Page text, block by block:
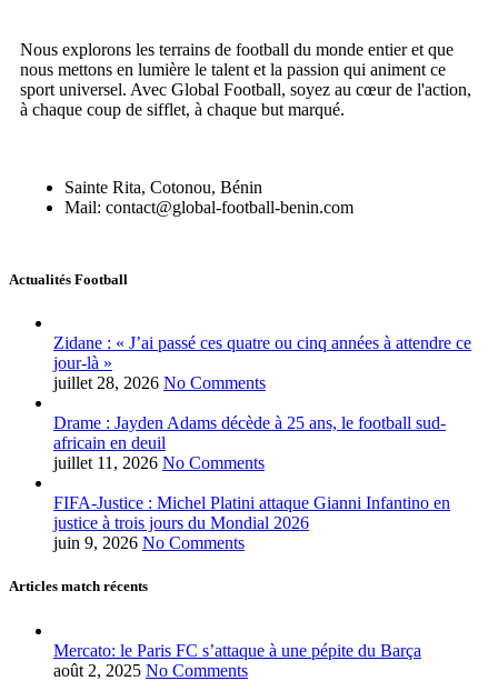
Nous explorons les terrains de football du monde entier et que
nous mettons en lumière le talent et la passion qui animent ce
sport universel. Avec Global Football, soyez au cœur de l'action,
à chaque coup de sifflet, à chaque but marqué.
Sainte Rita, Cotonou, Bénin
Mail: contact@global-football-benin.com
Actualités Football
Zidane : « J’ai passé ces quatre ou cinq années à attendre ce
jour-là »
juillet 28, 2026 No Comments
Drame : Jayden Adams décède à 25 ans, le football sud-
africain en deuil
juillet 11, 2026 No Comments
FIFA-Justice : Michel Platini attaque Gianni Infantino en
justice à trois jours du Mondial 2026
juin 9, 2026 No Comments
Articles match récents
Mercato: le Paris FC s’attaque à une pépite du Barça
août 2, 2025 No Comments